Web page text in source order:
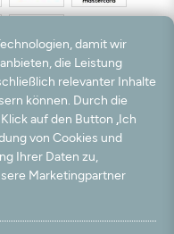
Österreichs.
Zwecke, die jederzeit widerrufen
an Dritte weitergegeben.
Alle Rechte vorbehalten. powered by
damit wir
die Leistung
relevanter Inhalte
können. Durch die
auf den Button „Ich
von Cookies und
Ihrer Daten zu,
Marketingpartner